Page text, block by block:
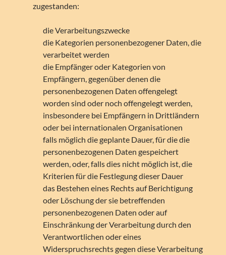
zugestanden:
die Verarbeitungszwecke
die Kategorien personenbezogener Daten, die
verarbeitet werden
die Empfänger oder Kategorien von
Empfängern, gegenüber denen die
personenbezogenen Daten offengelegt
worden sind oder noch offengelegt werden,
insbesondere bei Empfängern in Drittländern
oder bei internationalen Organisationen
falls möglich die geplante Dauer, für die die
personenbezogenen Daten gespeichert
werden, oder, falls dies nicht möglich ist, die
Kriterien für die Festlegung dieser Dauer
das Bestehen eines Rechts auf Berichtigung
oder Löschung der sie betreffenden
personenbezogenen Daten oder auf
Einschränkung der Verarbeitung durch den
Verantwortlichen oder eines
Widerspruchsrechts gegen diese Verarbeitung